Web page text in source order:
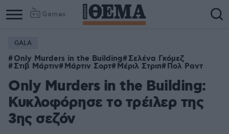
Games
GALA
Only Murders in the Building Σελένα Γκόμεζ
Στιβ Μάρτιν Μάρτιν Σορτ Μέριλ Στριπ Πολ Ραντ
Only Murders in the Building:
Κυκλοφόρησε το τρέιλερ της
3ης σεζόν